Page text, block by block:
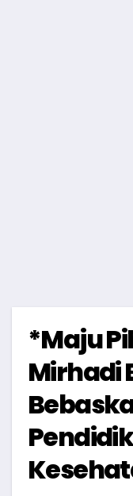
*Maju
Mirhadi